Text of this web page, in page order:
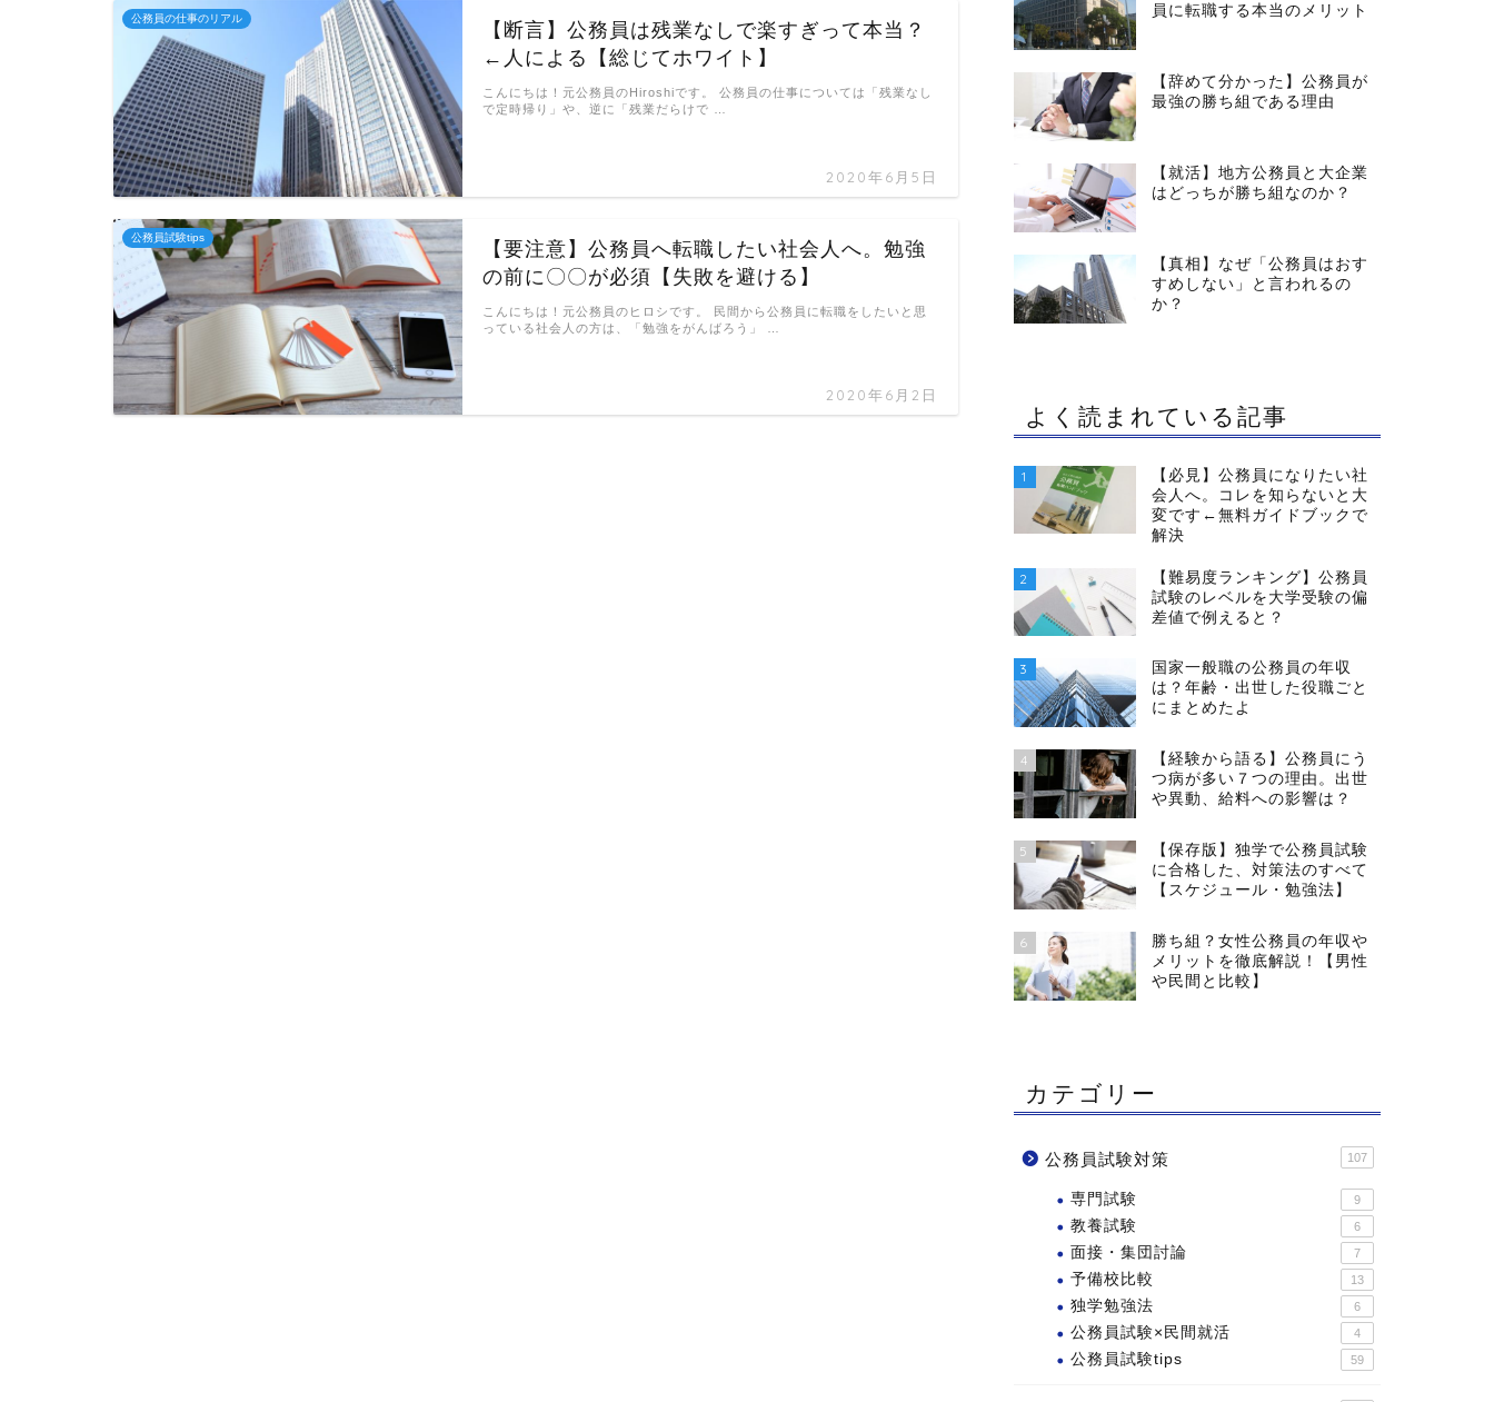
公務員の仕事のリアル
【断言】公務員は残業なしで楽すぎって本当？
←人による【総じてホワイト】
2020年6月5日
こんにちは！元公務員のHiroshiです。 公務員の仕事については「残業なし
で定時帰り」や、逆に「残業だらけで …
公務員試験tips
【要注意】公務員へ転職したい社会人へ。勉強
の前に〇〇が必須【失敗を避ける】
2020年6月2日
こんにちは！元公務員のヒロシです。 民間から公務員に転職をしたいと思
っている社会人の方は、「勉強をがんばろう」 …
員に転職する本当のメリット
【辞めて分かった】公務員が
最強の勝ち組である理由
【就活】地方公務員と大企業
はどっちが勝ち組なのか？
【真相】なぜ「公務員はおす
すめしない」と言われるの
か？
よく読まれている記事
1
【必見】公務員になりたい社
会人へ。コレを知らないと大
変です←無料ガイドブックで
解決
2
【難易度ランキング】公務員
試験のレベルを大学受験の偏
差値で例えると？
3
国家一般職の公務員の年収
は？年齢・出世した役職ごと
にまとめたよ
4
【経験から語る】公務員にう
つ病が多い７つの理由。出世
や異動、給料への影響は？
5
【保存版】独学で公務員試験
に合格した、対策法のすべて
【スケジュール・勉強法】
6
勝ち組？女性公務員の年収や
メリットを徹底解説！【男性
や民間と比較】
カテゴリー
公務員試験対策 107
専門試験 9
教養試験 6
面接・集団討論 7
予備校比較 13
独学勉強法 6
公務員試験×民間就活 4
公務員試験tips 59